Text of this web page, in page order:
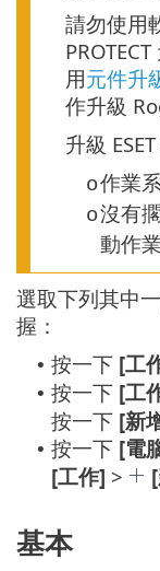
請勿使用
用元件升
作升級
升級
o作業
o沒有
動作業
選取下列其中
握：
• 按一下 [工
• 按一下 [工
按一下 [新
• 按一下 [電
[工作] >
基本